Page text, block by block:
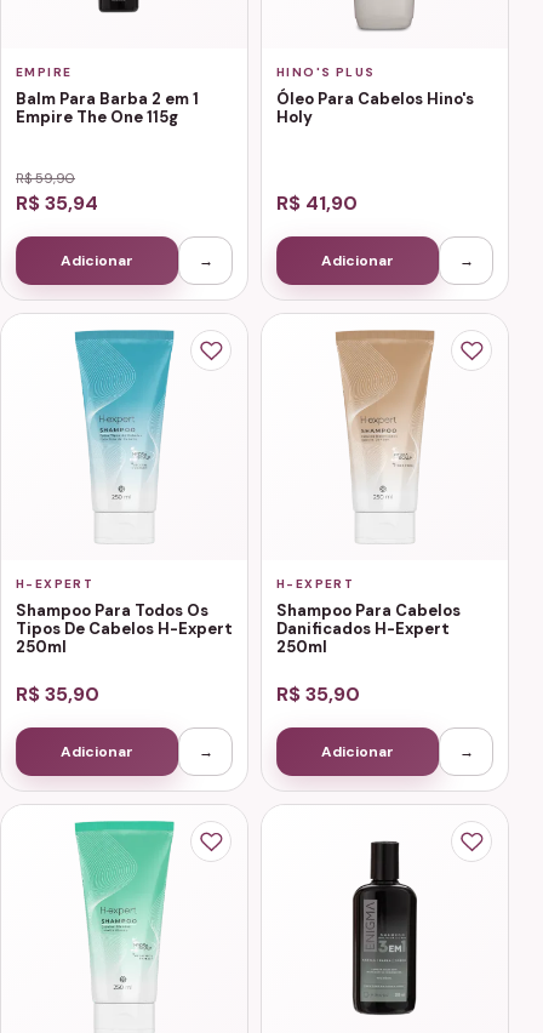
EMPIRE
Balm Para Barba 2 em 1
Empire The One 115g
R$ 59,90
R$ 35,94
Adicionar →
HINO'S PLUS
Óleo Para Cabelos Hino's
Holy
R$ 41,90
Adicionar →
H-EXPERT
Shampoo Para Todos Os
Tipos De Cabelos H-Expert
250ml
R$ 35,90
Adicionar →
H-EXPERT
Shampoo Para Cabelos
Danificados H-Expert
250ml
R$ 35,90
Adicionar →